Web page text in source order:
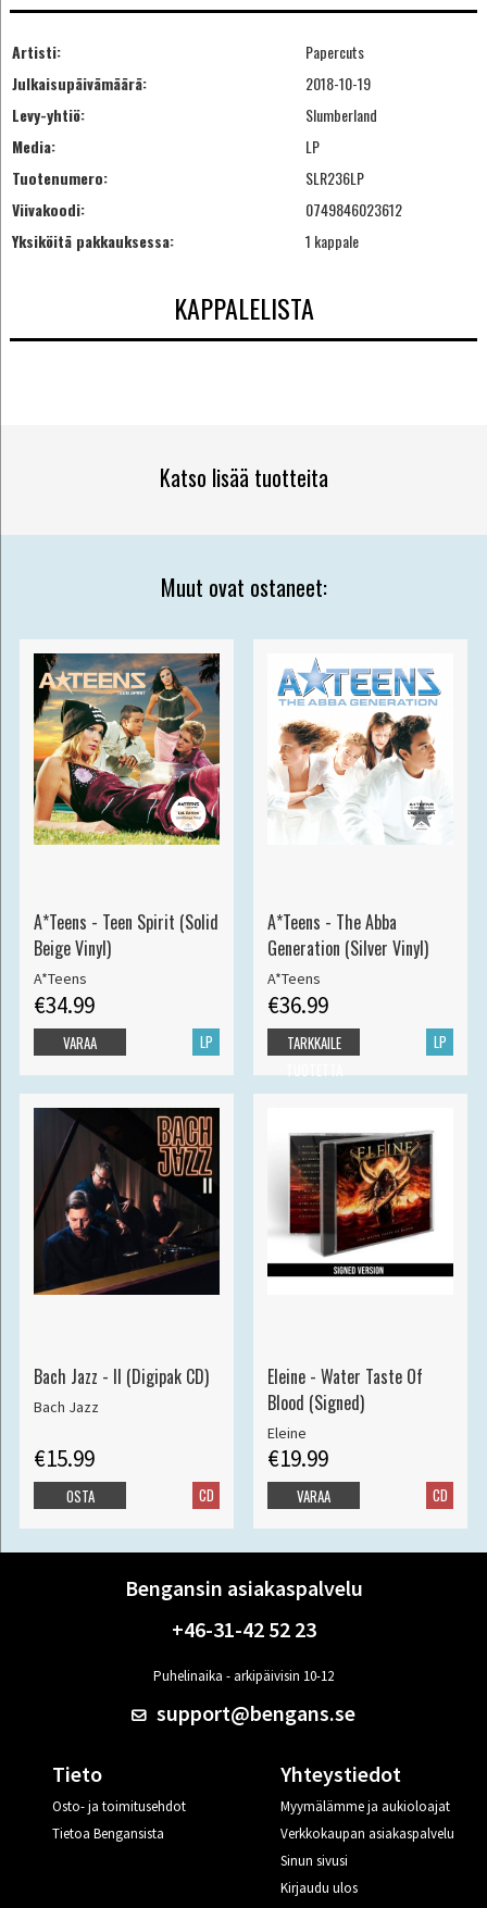
Artisti:
Papercuts
Julkaisupäivämäärä:
2018-10-19
Levy-yhtiö:
Slumberland
Media:
LP
Tuotenumero:
SLR236LP
Viivakoodi:
0749846023612
Yksiköitä pakkauksessa:
1 kappale
KAPPALELISTA
Katso lisää tuotteita
Muut ovat ostaneet:
A*Teens - Teen Spirit (Solid
Beige Vinyl)
A*Teens
€34.99
LP
VARAA
A*Teens - The Abba
Generation (Silver Vinyl)
A*Teens
€36.99
LP
TARKKAILE
Bach Jazz - II (Digipak CD)
Bach Jazz
€15.99
CD
OSTA
Eleine - Water Taste Of
Blood (Signed)
Eleine
€19.99
CD
VARAA
Bengansin asiakaspalvelu
+46-31-42 52 23
Puhelinaika - arkipäivisin 10-12
support@bengans.se
Tieto
Osto- ja toimitusehdot
Tietoa Bengansista
Yhteystiedot
Myymälämme ja aukioloajat
Verkkokaupan asiakaspalvelu
Sinun sivusi
Kirjaudu ulos